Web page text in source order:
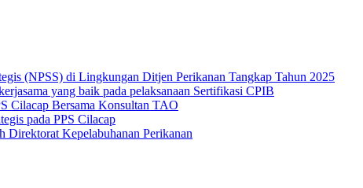
(NPSS) di Lingkungan Ditjen Perikanan Tangkap Tahun 2025
yang baik pada pelaksanaan Sertifikasi CPIB
Cilacap Bersama Konsultan TAO
pada PPS Cilacap
Direktorat Kepelabuhanan Perikanan